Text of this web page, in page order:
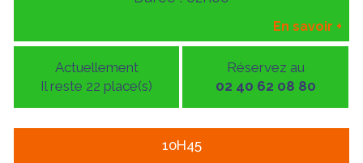
En savoir +
Actuellement
Il reste 22 place(s)
Réservez au
02 40 62 08 80
10H45